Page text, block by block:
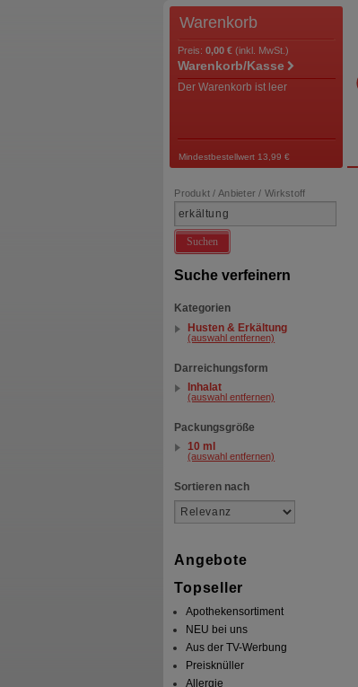
Warenkorb
Preis: 0,00 € (inkl. MwSt.)
Warenkorb/Kasse
Der Warenkorb ist leer
Mindestbestellwert 13,99 €
Produkt / Anbieter / Wirkstoff
Suchen
Suche verfeinern
Kategorien
Husten & Erkältung
(auswahl entfernen)
Darreichungsform
Inhalat
(auswahl entfernen)
Packungsgröße
10 ml
(auswahl entfernen)
Sortieren nach
Angebote
Topseller
Apothekensortiment
NEU bei uns
Aus der TV-Werbung
Preisknüller
Allergie